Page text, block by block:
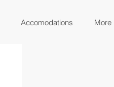
Accomodations More